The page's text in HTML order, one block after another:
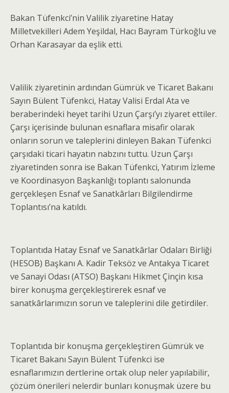
Bakan Tüfenkci’nin Valilik ziyaretine Hatay
Milletvekilleri Adem Yeşildal, Hacı Bayram Türkoğlu ve
Orhan Karasayar da eşlik etti.
Valilik ziyaretinin ardından Gümrük ve Ticaret Bakanı
Sayın Bülent Tüfenkci, Hatay Valisi Erdal Ata ve
beraberindeki heyet tarihi Uzun Çarşı’yı ziyaret ettiler.
Çarşı içerisinde bulunan esnaflara misafir olarak
onların sorun ve taleplerini dinleyen Bakan Tüfenkci
çarşıdaki ticari hayatın nabzını tuttu. Uzun Çarşı
ziyaretinden sonra ise Bakan Tüfenkci, Yatırım İzleme
ve Koordinasyon Başkanlığı toplantı salonunda
gerçekleşen Esnaf ve Sanatkârları Bilgilendirme
Toplantısı’na katıldı.
Toplantıda Hatay Esnaf ve Sanatkârlar Odaları Birliği
(HESOB) Başkanı A. Kadir Teksöz ve Antakya Ticaret
ve Sanayi Odası (ATSO) Başkanı Hikmet Çinçin kısa
birer konuşma gerçekleştirerek esnaf ve
sanatkârlarımızın sorun ve taleplerini dile getirdiler.
Toplantıda bir konuşma gerçekleştiren Gümrük ve
Ticaret Bakanı Sayın Bülent Tüfenkci ise
esnaflarımızın dertlerine ortak olup neler yapılabilir,
çözüm önerileri nelerdir bunları konuşmak üzere bu